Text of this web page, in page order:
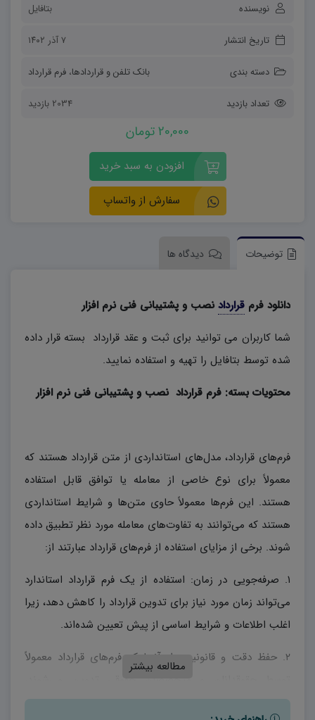
نویسنده بتافایل
تاریخ انتشار ۷ آذر ۱۴۰۲
دسته بندی بانک تلفن و قراردادها، فرم قرارداد
تعداد بازدید 2034 بازدید
20,000 تومان
افزودن به سبد خرید
سفارش از واتساپ
توضیحات دیدگاه ها
دانلود فرم قرارداد نصب و پشتیبانی فنی نرم افزار
شما کاربران می توانید برای ثبت و عقد قرارداد بسته قرار داده
شده توسط بتافایل را تهیه و استفاده نمایید.
محتویات بسته: فرم قرارداد نصب و پشتیبانی فنی نرم افزار
فرم‌های قرارداد، مدل‌های استانداردی از متن قرارداد هستند که
معمولاً برای نوع خاصی از معامله یا توافق قابل استفاده
هستند. این فرم‌ها معمولاً حاوی متن‌ها و شرایط استانداردی
هستند که می‌توانند به تفاوت‌های معامله مورد نظر تطبیق داده
شوند. برخی از مزایای استفاده از فرم‌های قرارداد عبارتند از:
۱. صرفه‌جویی در زمان: استفاده از یک فرم قرارداد استاندارد
می‌تواند زمان مورد نیاز برای تدوین قرارداد را کاهش دهد، زیرا
اغلب اطلاعات و شرایط اساسی از پیش تعیین شده‌اند.
۲. حفظ دقت و قانونیت: از آنجا که فرم‌های قرارداد معمولاً
مطالعه بیشتر